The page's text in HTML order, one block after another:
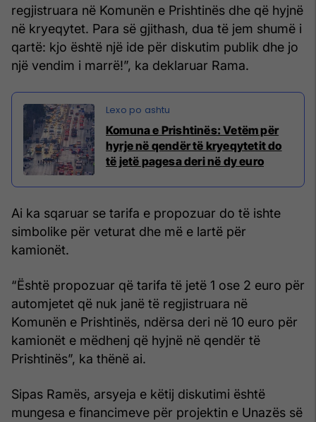
regjistruara në Komunën e Prishtinës dhe që hyjnë
në kryeqytet. Para së gjithash, dua të jem shumë i
qartë: kjo është një ide për diskutim publik dhe jo
një vendim i marrë!”, ka deklaruar Rama.
Komuna e Prishtinës: Vetëm për
hyrje në qendër të kryeqytetit do
të jetë pagesa deri në dy euro
Ai ka sqaruar se tarifa e propozuar do të ishte
simbolike për veturat dhe më e lartë për
kamionët.
“Është propozuar që tarifa të jetë 1 ose 2 euro për
automjetet që nuk janë të regjistruara në
Komunën e Prishtinës, ndërsa deri në 10 euro për
kamionët e mëdhenj që hyjnë në qendër të
Prishtinës”, ka thënë ai.
Sipas Ramës, arsyeja e këtij diskutimi është
mungesa e financimeve për projektin e Unazës së